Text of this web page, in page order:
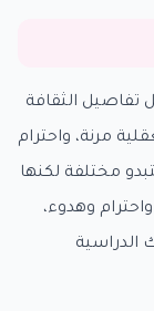
تفاصيل الثقافة
مرنة، واحترام
مختلفة لكنها
وهدوء،
الدراسية